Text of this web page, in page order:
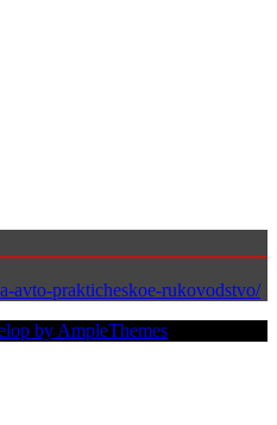
avto-prakticheskoe-rukovodstvo/
by AmpleThemes